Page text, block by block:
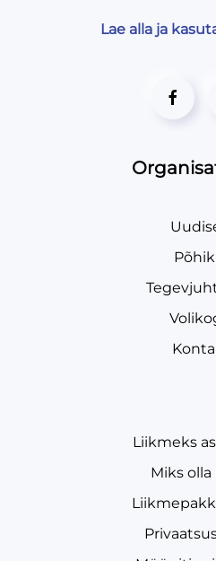
Lae alla ja
Liikmeks
Miks olla